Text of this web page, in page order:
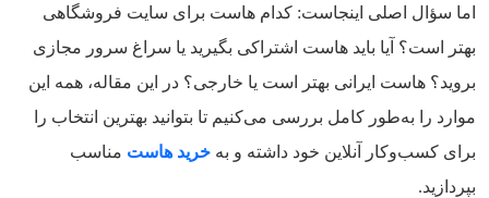
اما سؤال اصلی اینجاست: کدام هاست برای سایت فروشگاهی
بهتر است؟ آیا باید هاست اشتراکی بگیرید یا سراغ سرور مجازی
بروید؟ هاست ایرانی بهتر است یا خارجی؟ در این مقاله، همه این
موارد را به‌طور کامل بررسی می‌کنیم تا بتوانید بهترین انتخاب را
برای کسب‌وکار آنلاین خود داشته و به خرید هاست مناسب
بپردازید.